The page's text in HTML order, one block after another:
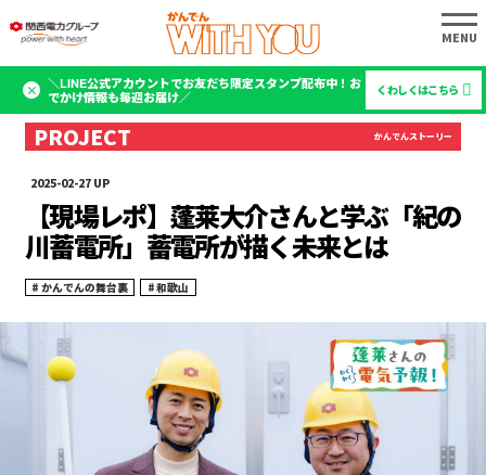
＼LINE公式アカウントでお友だち限定スタンプ配布中！お
でかけ情報も毎週お届け／
くわしくはこちら
2025-02-27
【現場レポ】蓬莱大介さんと学ぶ「紀の
川蓄電所」蓄電所が描く未来とは
かんでんの舞台裏 和歌山